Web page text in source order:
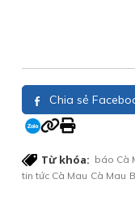
Chia sẻ
Từ khóa: báo Cà
tin tức Cà Mau Cà Mau